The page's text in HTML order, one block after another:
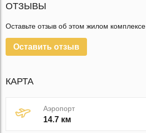
ОТЗЫВЫ
Оставьте отзыв об этом жилом комплексе
Оставить отзыв
КАРТА
Аэропорт
14.7 км